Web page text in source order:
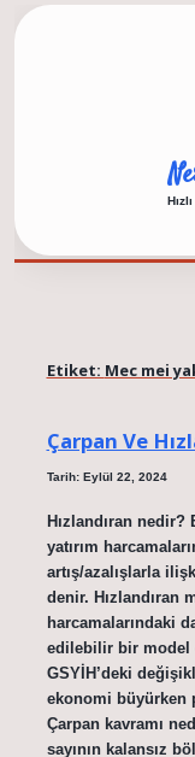
Etiket: Mec mei
Çarpan Ve
Tarih: Eylül 22, 2024
Hızlandıran
yatırım
artış/azalışlarla
denir. Hızlandıran
harcamalarındaki
edilebilir bir model
GSYİH’deki
ekonomi büyürken
Çarpan kavramı
sayının kalansız